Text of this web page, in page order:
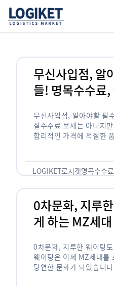
무신사입점, 알
들! 명목수수료
무신사입점, 알아야할 필
질수수료 보세는 아니지
합리적인 가격에 적절한
LOGIKET로지켓명목수수료
0차문화, 지루
게 하는 MZ세
0차문화, 지루한 웨이팅
웨이팅은 이제 MZ세대를
당연한 문화가 되었습니